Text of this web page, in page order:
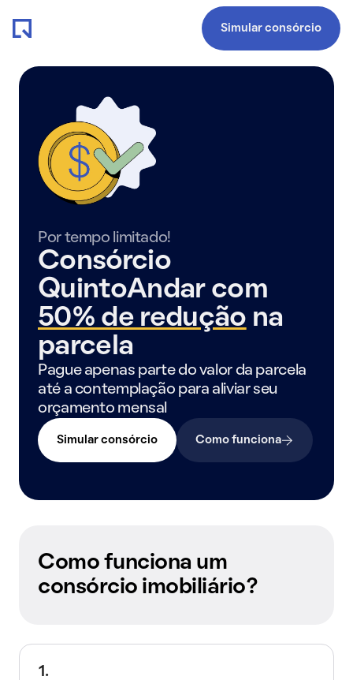
Simular consórcio
Por tempo limitado!
Consórcio
QuintoAndar com
50% de redução na
parcela
Pague apenas parte do valor da parcela
até a contemplação para aliviar seu
orçamento mensal
Simular consórcio Como funciona
Como funciona um
consórcio imobiliário?
1.